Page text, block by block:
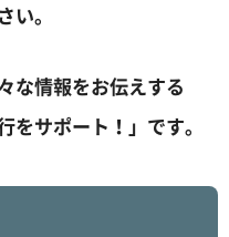
。
な情報をお伝えする
サポート！」です。